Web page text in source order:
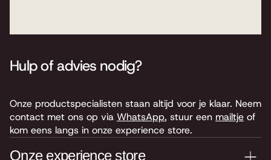
Hulp of advies nodig?
Onze productspecialisten staan altijd voor je klaar. Neem
contact met ons op via WhatsApp, stuur een mailtje of
kom eens langs in onze experience store.
Onze experience store